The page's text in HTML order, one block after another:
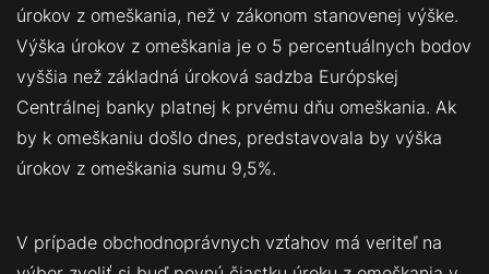
úrokov z omeškania, než v zákonom stanovenej výške.
Výška úrokov z omeškania je o 5 percentuálnych bodov
vyššia než základná úroková sadzba Európskej
Centrálnej banky platnej k prvému dňu omeškania. Ak
by k omeškaniu došlo dnes, predstavovala by výška
úrokov z omeškania sumu 9,5%.
V prípade obchodnoprávnych vzťahov má veriteľ na